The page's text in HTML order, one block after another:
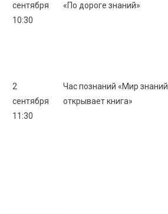
сентября
10:30
«По дороге знаний»
2
сентября
11:30
Час познаний «Мир знаний
открывает книга»